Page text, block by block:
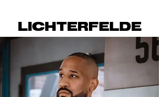
LICHTERFELDE